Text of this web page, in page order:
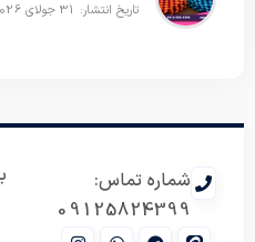
تاریخ انتشار: 31 جولای 2026
شماره تماس:
09125824399